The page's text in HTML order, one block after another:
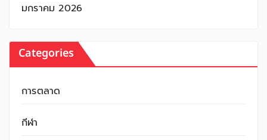
มกราคม 2026
Categories
การตลาด
กีฬา